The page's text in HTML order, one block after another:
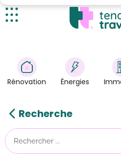
Énergies
Immobilier
Astuces/DIY
Rénovation Énergies
Recherche
Comment faire un Diagnostic
Énergétique (DPE) ?